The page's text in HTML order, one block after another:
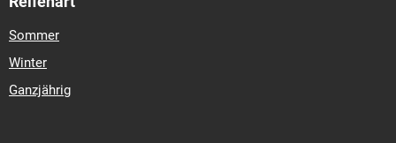
Sommer
Winter
Ganzjährig